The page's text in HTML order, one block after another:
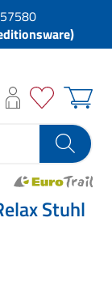
Stuhl